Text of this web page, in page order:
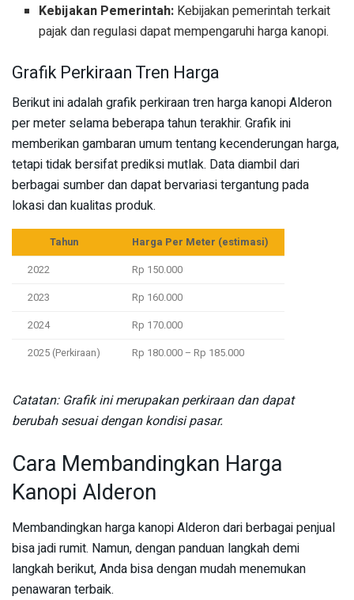
Kebijakan Pemerintah: Kebijakan pemerintah terkait
pajak dan regulasi dapat mempengaruhi harga kanopi.
Grafik Perkiraan Tren Harga
Berikut ini adalah grafik perkiraan tren harga kanopi Alderon
per meter selama beberapa tahun terakhir. Grafik ini
memberikan gambaran umum tentang kecenderungan harga,
tetapi tidak bersifat prediksi mutlak. Data diambil dari
berbagai sumber dan dapat bervariasi tergantung pada
lokasi dan kualitas produk.
Tahun
Harga Per Meter (estimasi)
2022
Rp 150.000
2023
Rp 160.000
2024
Rp 170.000
2025 (Perkiraan)
Rp 180.000 – Rp 185.000
Catatan: Grafik ini merupakan perkiraan dan dapat
berubah sesuai dengan kondisi pasar.
Cara Membandingkan Harga
Kanopi Alderon
Membandingkan harga kanopi Alderon dari berbagai penjual
bisa jadi rumit. Namun, dengan panduan langkah demi
langkah berikut, Anda bisa dengan mudah menemukan
penawaran terbaik.